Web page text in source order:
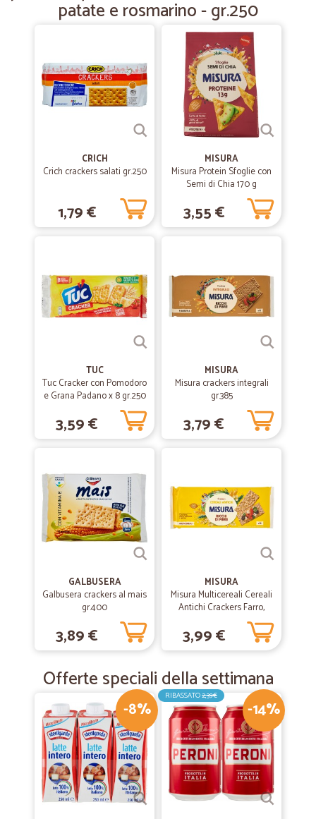
velocità nella consegn
patate e rosmarino - gr.250
CRICH
Crich crackers salati gr.250
1,79 €
MISURA
Misura Protein Sfoglie con
Semi di Chia 170 g
3,55 €
TUC
Tuc Cracker con Pomodoro
e Grana Padano x 8 gr.250
3,59 €
MISURA
Misura crackers integrali
gr.385
3,79 €
GALBUSERA
Galbusera crackers al mais
gr.400
3,89 €
MISURA
Misura Multicereali Cereali
Antichi Crackers Farro,
Grano Saraceno e Quinoa
350 g
3,99 €
Offerte speciali della settimana
-8% -14%
RIBASSATO2,39€